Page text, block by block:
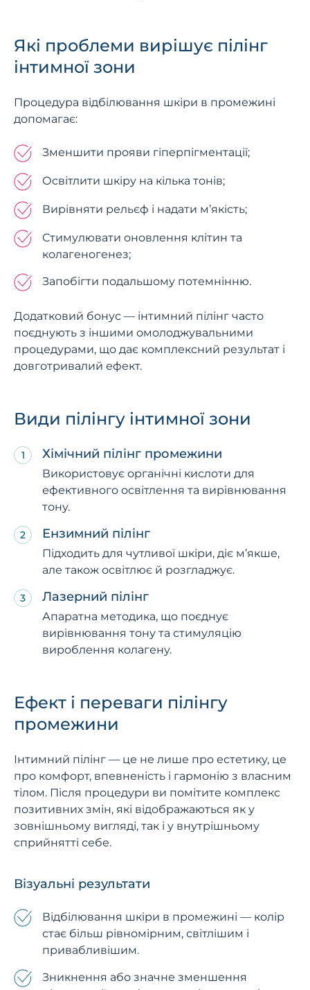
Які проблеми вирішує пілінг
інтимної зони
Процедура відбілювання шкіри в промежині
допомагає:
Зменшити прояви гіперпігментації;
Освітлити шкіру на кілька тонів;
Вирівняти рельєф і надати м’якість;
Стимулювати оновлення клітин та
колагеногенез;
Запобігти подальшому потемнінню.
Додатковий бонус — інтимний пілінг часто
поєднують з іншими омолоджувальними
процедурами, що дає комплексний результат і
довготривалий ефект.
Види пілінгу інтимної зони
Хімічний пілінг промежини
Використовує органічні кислоти для
ефективного освітлення та вирівнювання
тону.
Ензимний пілінг
Підходить для чутливої шкіри, діє м’якше,
але також освітлює й розгладжує.
Лазерний пілінг
Апаратна методика, що поєднує
вирівнювання тону та стимуляцію
вироблення колагену.
Ефект і переваги пілінгу
промежини
Інтимний пілінг — це не лише про естетику, це
про комфорт, впевненість і гармонію з власним
тілом. Після процедури ви помітите комплекс
позитивних змін, які відображаються як у
зовнішньому вигляді, так і у внутрішньому
сприйнятті себе.
Візуальні результати
Відбілювання шкіри в промежині — колір
стає більш рівномірним, світлішим і
привабливішим.
Зникнення або значне зменшення